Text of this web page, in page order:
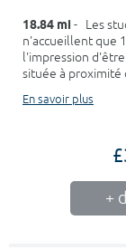
18.84 mi - Les
n'accueillent que
l'impression
située à proximité
En savoir plus
+